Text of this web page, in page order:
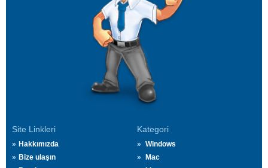
Site Linkleri
Hakkımızda
Bize ulaşın
Kategori
Windows
Mac